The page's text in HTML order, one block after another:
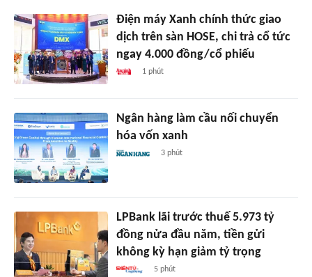
Điện máy Xanh chính thức giao
dịch trên sàn HOSE, chi trả cổ tức
ngay 4.000 đồng/cổ phiếu
1 phút
Ngân hàng làm cầu nối chuyển
hóa vốn xanh
3 phút
LPBank lãi trước thuế 5.973 tỷ
đồng nửa đầu năm, tiền gửi
không kỳ hạn giảm tỷ trọng
5 phút